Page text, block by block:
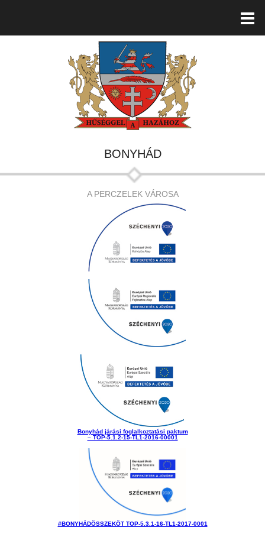
BONYHÁD
A PERCZELEK VÁROSA
Bonyhád járási foglalkoztatási paktum
– TOP-5.1.2-15-TL1-2016-00001
#BONYHÁDÖSSZEKÖT TOP-5.3.1-16-TL1-2017-0001